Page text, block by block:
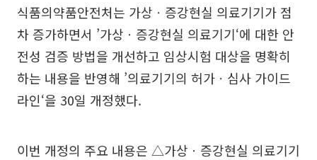
식품의약품안전처는 가상ㆍ증강현실 의료기기가 점
차 증가하면서 ’가상ㆍ증강현실 의료기기‘에 대한 안
전성 검증 방법을 개선하고 임상시험 대상을 명확히
하는 내용을 반영해 ’의료기기의 허가ㆍ심사 가이드
라인‘을 30일 개정했다.
이번 개정의 주요 내용은 △가상ㆍ증강현실 의료기기